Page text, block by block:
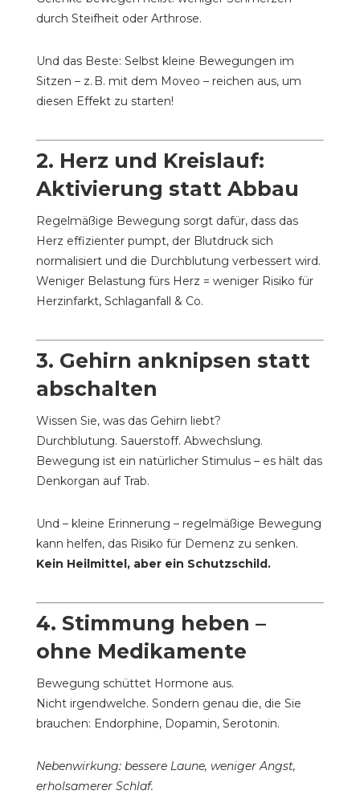
durch Steifheit oder Arthrose.
Und das Beste: Selbst kleine Bewegungen im
Sitzen – z. B. mit dem Moveo – reichen aus, um
diesen Effekt zu starten!
2. Herz und Kreislauf:
Aktivierung statt Abbau
Regelmäßige Bewegung sorgt dafür, dass das
Herz effizienter pumpt, der Blutdruck sich
normalisiert und die Durchblutung verbessert wird.
Weniger Belastung fürs Herz = weniger Risiko für
Herzinfarkt, Schlaganfall & Co.
3. Gehirn anknipsen statt
abschalten
Wissen Sie, was das Gehirn liebt?
Durchblutung. Sauerstoff. Abwechslung.
Bewegung ist ein natürlicher Stimulus – es hält das
Denkorgan auf Trab.
Und – kleine Erinnerung – regelmäßige Bewegung
kann helfen, das Risiko für Demenz zu senken.
Kein Heilmittel, aber ein Schutzschild.
4. Stimmung heben –
ohne Medikamente
Bewegung schüttet Hormone aus.
Nicht irgendwelche. Sondern genau die, die Sie
brauchen: Endorphine, Dopamin, Serotonin.
Nebenwirkung: bessere Laune, weniger Angst,
erholsamerer Schlaf.